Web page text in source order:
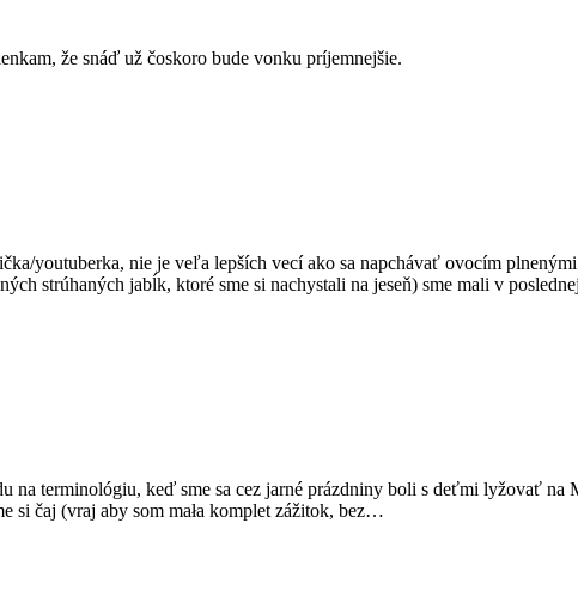
že snáď už čoskoro bude vonku príjemnejšie.
youtuberka, nie je veľa lepších vecí ako sa napchávať ovocím
strúhaných jabĺk, ktoré sme si nachystali na jeseň) sme mali v
terminológiu, keď sme sa cez jarné prázdniny boli s deťmi lyžovať na
si čaj (vraj aby som mała komplet zážitok, bez…